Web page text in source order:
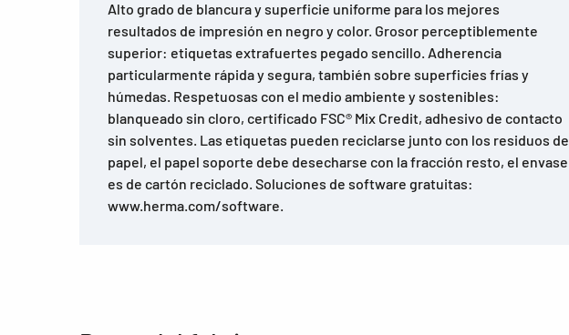
Alto grado de blancura y superficie uniforme para los mejores
resultados de impresión en negro y color. Grosor perceptiblemente
superior: etiquetas extrafuertes pegado sencillo. Adherencia
particularmente rápida y segura, también sobre superficies frías y
húmedas. Respetuosas con el medio ambiente y sostenibles:
blanqueado sin cloro, certificado FSC® Mix Credit, adhesivo de contacto
sin solventes. Las etiquetas pueden reciclarse junto con los residuos de
papel, el papel soporte debe desecharse con la fracción resto, el envase
es de cartón reciclado. Soluciones de software gratuitas:
www.herma.com/software.